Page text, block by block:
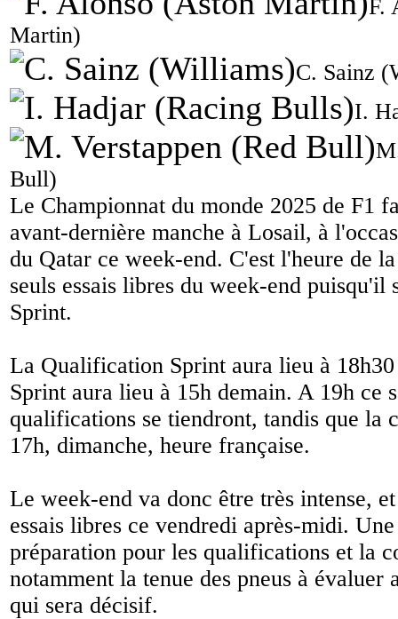
F.
Martin)
C. Sainz
I.
Bull)
Le Championnat du monde 2025 de F1
avant-dernière manche à Losail, à
du Qatar ce week-end. C'est l'heure de
seuls essais libres du week-end puisqu'il
Sprint.
La Qualification Sprint aura lieu à
Sprint aura lieu à 15h demain. A 19h ce
qualifications se tiendront, tandis que la
17h, dimanche, heure française.
Le week-end va donc être très intense,
essais libres ce vendredi après-midi.
préparation pour les qualifications et la
notamment la tenue des pneus à évaluer
qui sera décisif.